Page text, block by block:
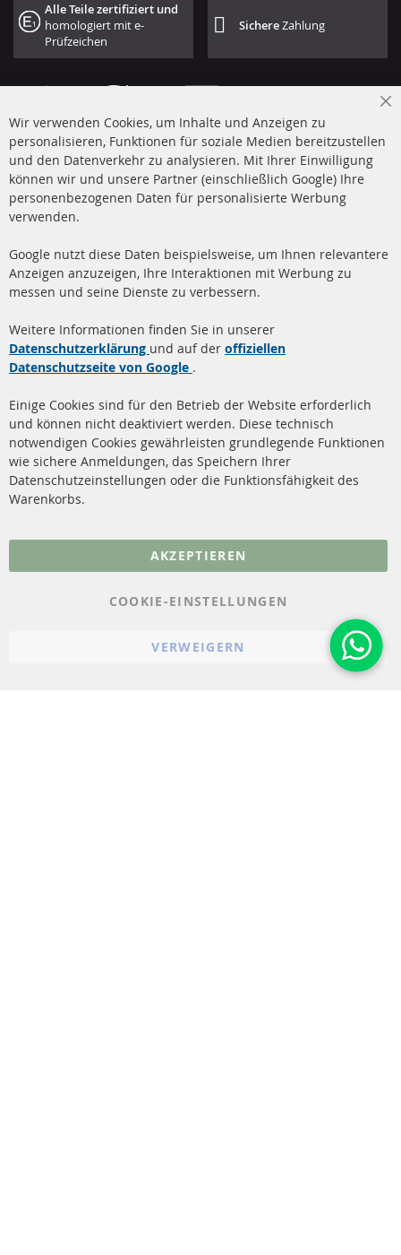
Alle Teile zertifiziert und
homologiert mit e-
Prüfzeichen
SichereZahlung
+49 (0) 4533 799 00 0
Mo-Do: 09-17 Uhr, Fr 09-16 Uhr
info@contra-automotive.de
facebook
instagram
Quick Links
Dieselpartikelfilter (DPF)
Dieselpartikelfilter
Katalysator (KAT)
Sensoren
FAQ
Kundenservice
Über uns
Versandkosten
Kontakt
Vertrag widerrufen
Wir verwenden Cookies, um Inhalte und Anzeigen zu
personalisieren, Funktionen für soziale Medien bereitzustellen
und den Datenverkehr zu analysieren. Mit Ihrer Einwilligung
können wir und unsere Partner (einschließlich Google) Ihre
personenbezogenen Daten für personalisierte Werbung
verwenden.
Google nutzt diese Daten beispielsweise, um Ihnen relevantere
Anzeigen anzuzeigen, Ihre Interaktionen mit Werbung zu
messen und seine Dienste zu verbessern.
Weitere Informationen finden Sie in unserer
Datenschutzerklärung und auf der offiziellen
Datenschutzseite von Google .
Einige Cookies sind für den Betrieb der Website erforderlich
und können nicht deaktiviert werden. Diese technisch
notwendigen Cookies gewährleisten grundlegende Funktionen
wie sichere Anmeldungen, das Speichern Ihrer
Datenschutzeinstellungen oder die Funktionsfähigkeit des
Warenkorbs.
AKZEPTIEREN
COOKIE-EINSTELLUNGEN
VERWEIGERN